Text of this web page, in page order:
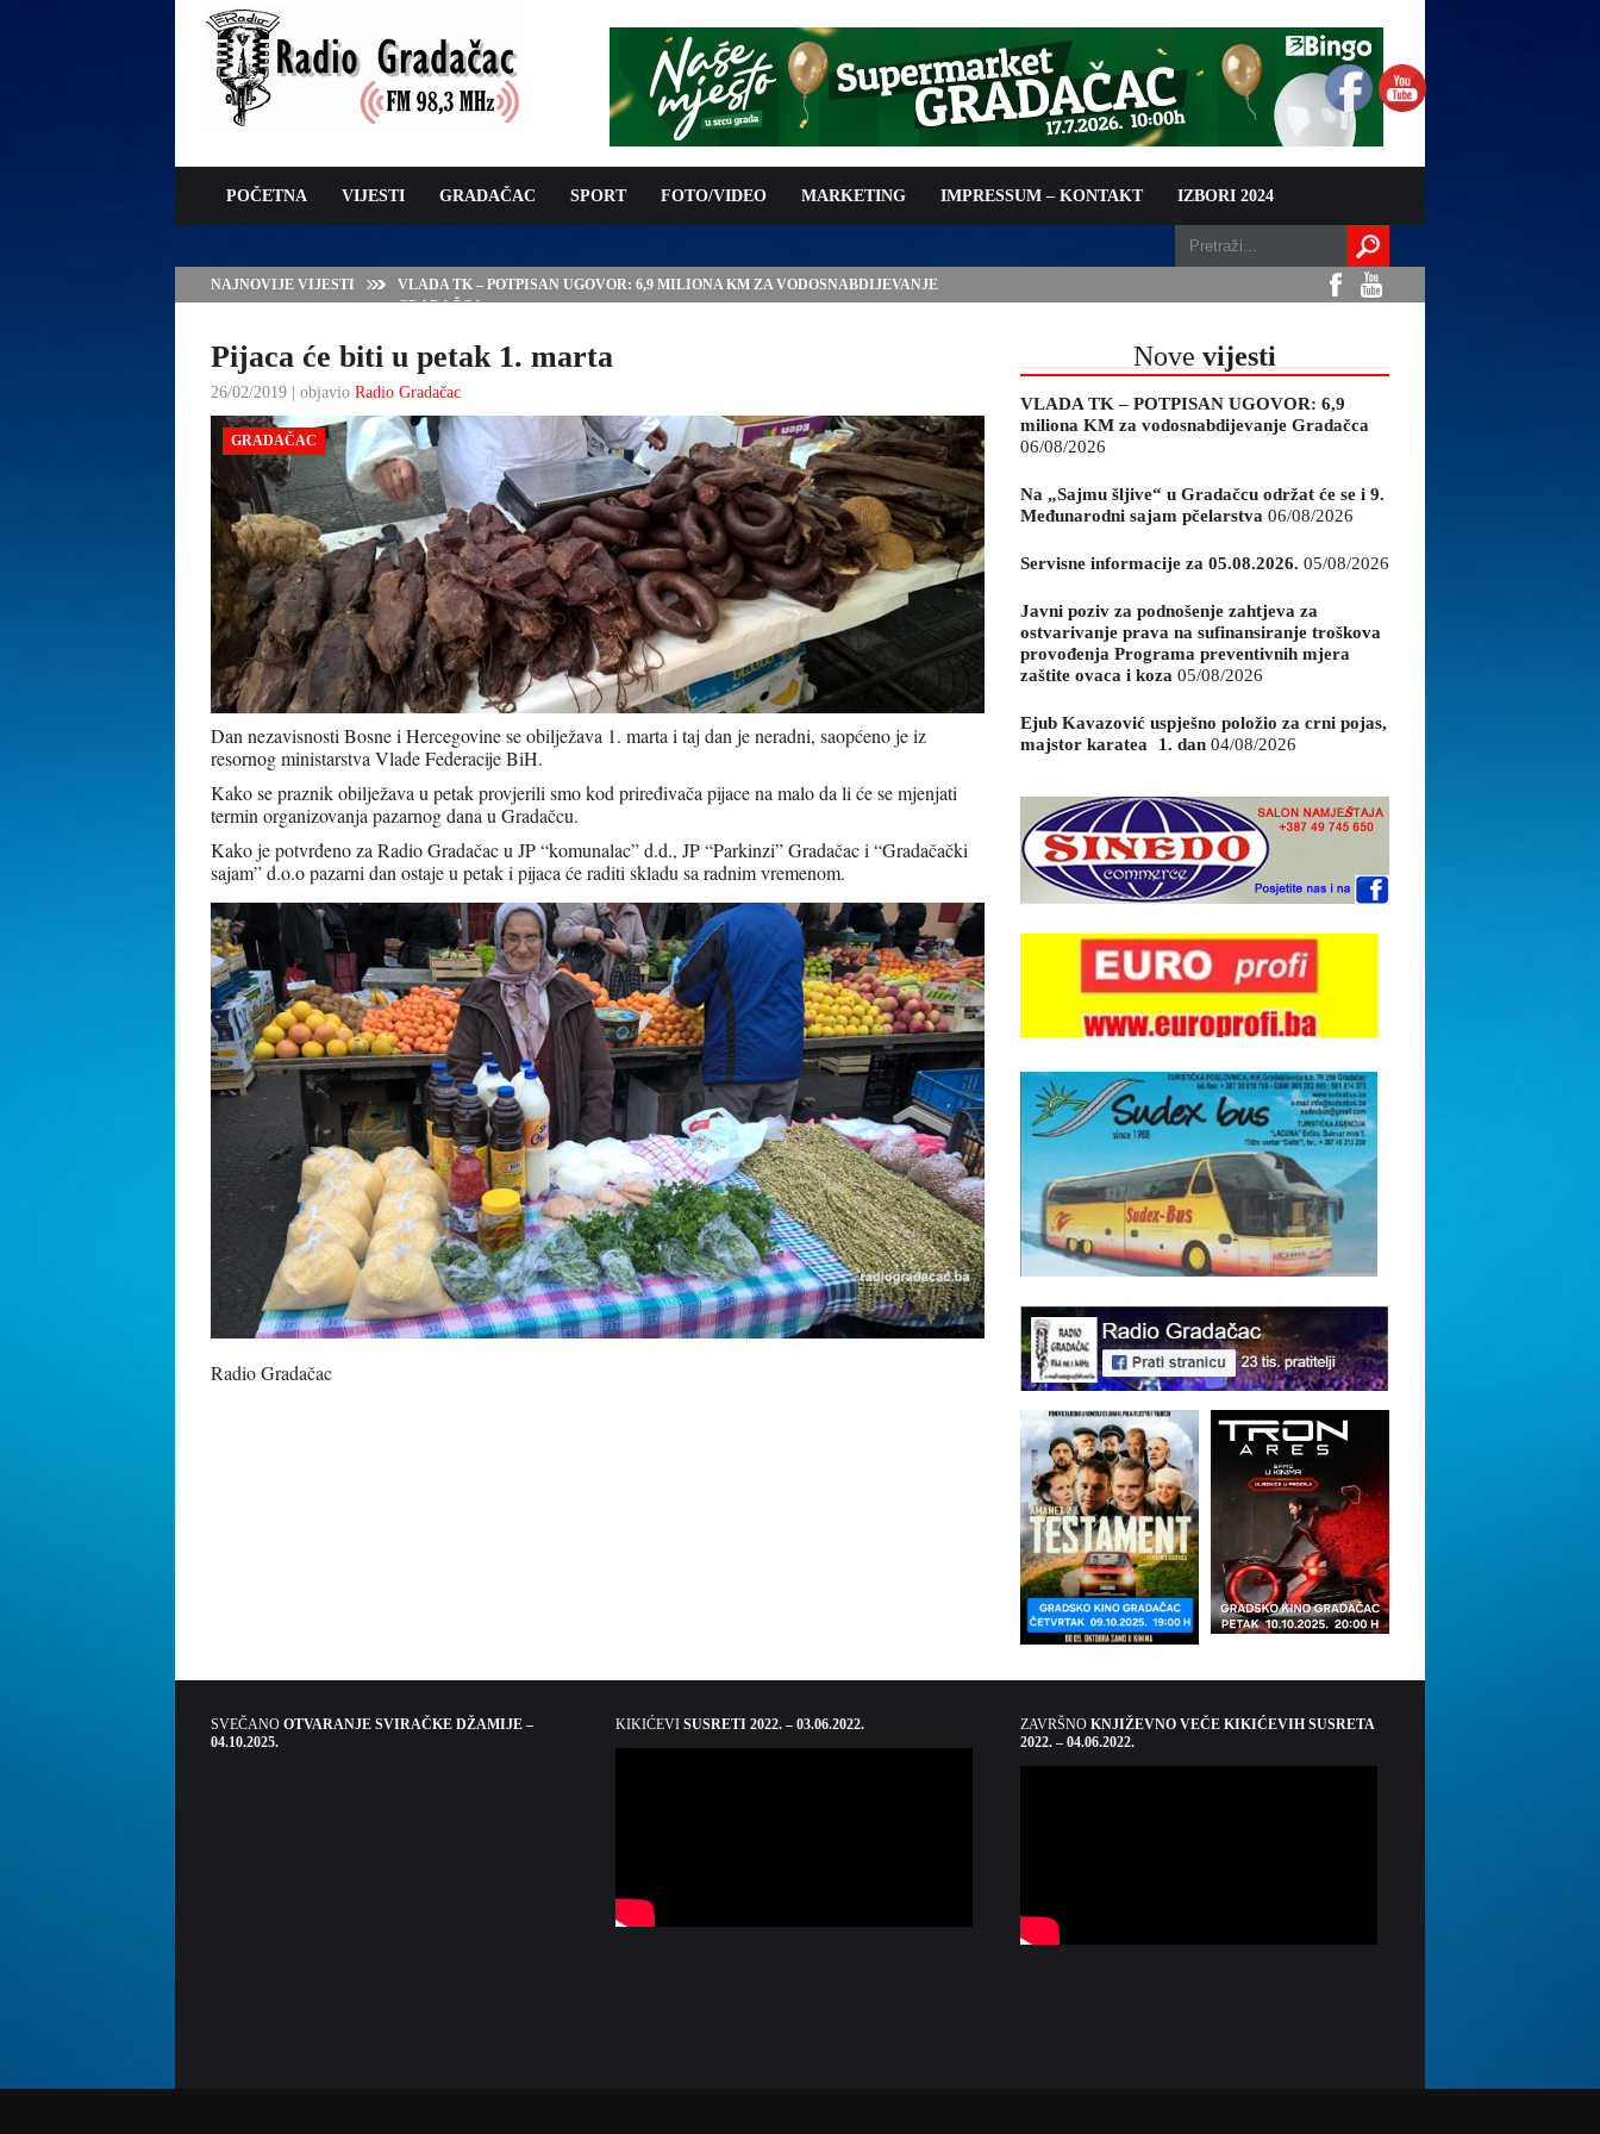
POČETNA VIJESTI GRADAČAC SPORT FOTO/VIDEO MARKETING IMPRESSUM – KONTAKT IZBORI 2024
NAJNOVIJE VIJESTI
VLADA TK – POTPISAN UGOVOR: 6,9 MILIONA KM ZA VODOSNABDIJEVANJE
GRADAČCA
Pijaca će biti u petak 1. marta
26/02/2019 | objavio Radio Gradačac
GRADAČAC
Dan nezavisnosti Bosne i Hercegovine se obilježava 1. marta i taj dan je neradni, saopćeno je iz
resornog ministarstva Vlade Federacije BiH.
Kako se praznik obilježava u petak provjerili smo kod priređivača pijace na malo da li će se mjenjati
termin organizovanja pazarnog dana u Gradačcu.
Kako je potvrđeno za Radio Gradačac u JP “komunalac” d.d., JP “Parkinzi” Gradačac i “Gradačački
sajam” d.o.o pazarni dan ostaje u petak i pijaca će raditi skladu sa radnim vremenom.
Radio Gradačac
Nove vijesti
VLADA TK – POTPISAN UGOVOR: 6,9
miliona KM za vodosnabdijevanje Gradačca
06/08/2026
Na „Sajmu šljive“ u Gradačcu održat će se i 9.
Međunarodni sajam pčelarstva 06/08/2026
Servisne informacije za 05.08.2026. 05/08/2026
Javni poziv za podnošenje zahtjeva za
ostvarivanje prava na sufinansiranje troškova
provođenja Programa preventivnih mjera
zaštite ovaca i koza 05/08/2026
Ejub Kavazović uspješno položio za crni pojas,
majstor karatea 1. dan 04/08/2026
SVEČANO OTVARANJE SVIRAČKE DŽAMIJE –
04.10.2025.
KIKIĆEVI SUSRETI 2022. – 03.06.2022. ZAVRŠNO KNJIŽEVNO VEČE KIKIĆEVIH SUSRETA
2022. – 04.06.2022.